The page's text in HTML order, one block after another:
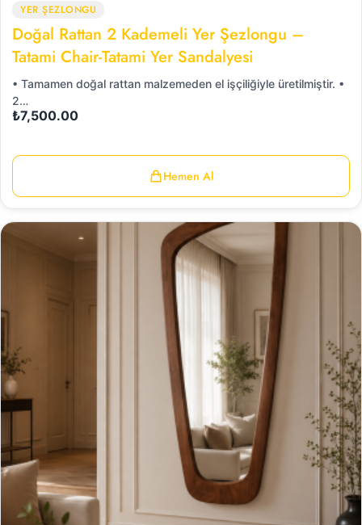
YER ŞEZLONGU
Doğal Rattan 2 Kademeli Yer Şezlongu –
Tatami Chair-Tatami Yer Sandalyesi
• Tamamen doğal rattan malzemeden el işçiliğiyle üretilmiştir. •
2…
₺7,500.00
Hemen Al